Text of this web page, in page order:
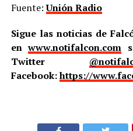
Fuente:Unión Radio
Sigue las noticias de
enwww.notifalcon.com
Twitter
Facebook:https://